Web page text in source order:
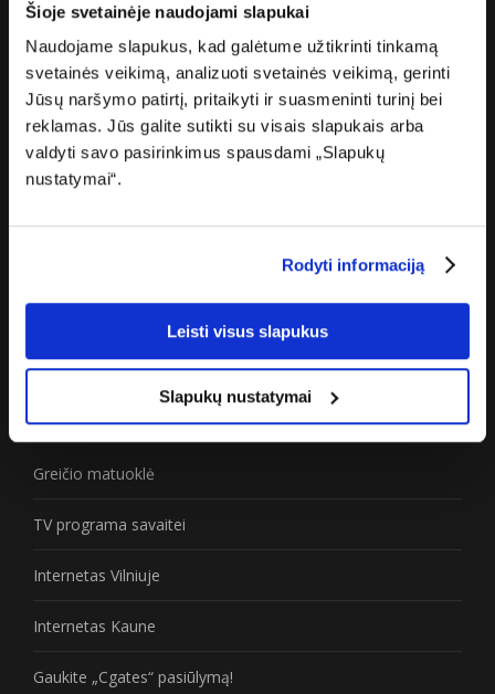
Šioje svetainėje naudojami slapukai
Naudojame slapukus, kad galėtume užtikrinti tinkamą
svetainės veikimą, analizuoti svetainės veikimą, gerinti
Jūsų naršymo patirtį, pritaikyti ir suasmeninti turinį bei
reklamas. Jūs galite sutikti su visais slapukais arba
valdyti savo pasirinkimus spausdami „Slapukų
nustatymai“.
Rodyti informaciją
Leisti visus slapukus
Slapukų nustatymai
Apie „Cgates“
Apie mus
Karjera
Prieinamumo paraiška
Naudinga
Greičio matuoklė
TV programa savaitei
Internetas Vilniuje
Internetas Kaune
Gaukite „Cgates“ pasiūlymą!